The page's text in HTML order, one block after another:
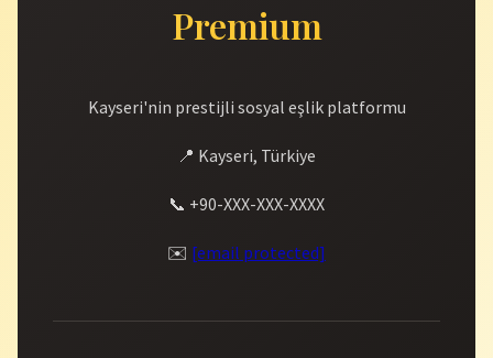
Premium
Kayseri'nin prestijli sosyal eşlik platformu
📍 Kayseri, Türkiye
📞 +90-XXX-XXX-XXXX
✉️ [email protected]